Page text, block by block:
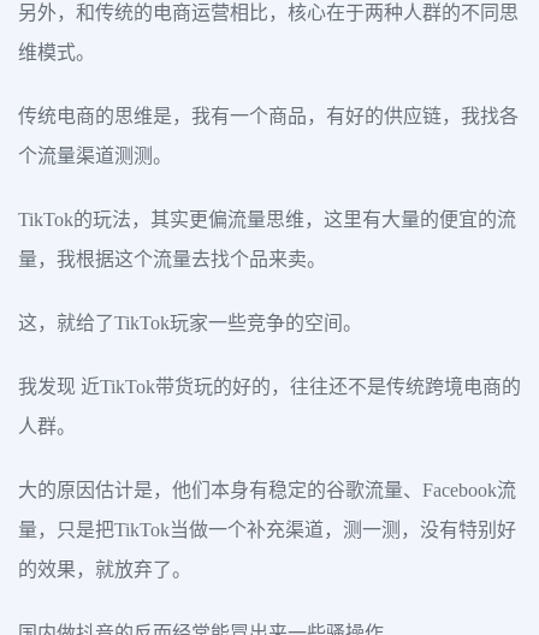
另外，和传统的电商运营相比，核心在于两种人群的不同思
维模式。
传统电商的思维是，我有一个商品，有好的供应链，我找各
个流量渠道测测。
TikTok的玩法，其实更偏流量思维，这里有大量的便宜的流
量，我根据这个流量去找个品来卖。
这，就给了TikTok玩家一些竞争的空间。
我发现 近TikTok带货玩的好的，往往还不是传统跨境电商的
人群。
大的原因估计是，他们本身有稳定的谷歌流量、Facebook流
量，只是把TikTok当做一个补充渠道，测一测，没有特别好
的效果，就放弃了。